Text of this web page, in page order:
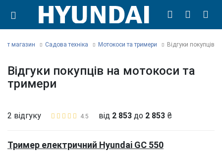
магазин Садова техніка Мотокоси та тримери Відгуки покупців
Відгуки покупців на мотокоси та
тримери
2 відгуку 4.5 від 2 853 до 2 853 ₴
Тример електричний Hyundai GC 550